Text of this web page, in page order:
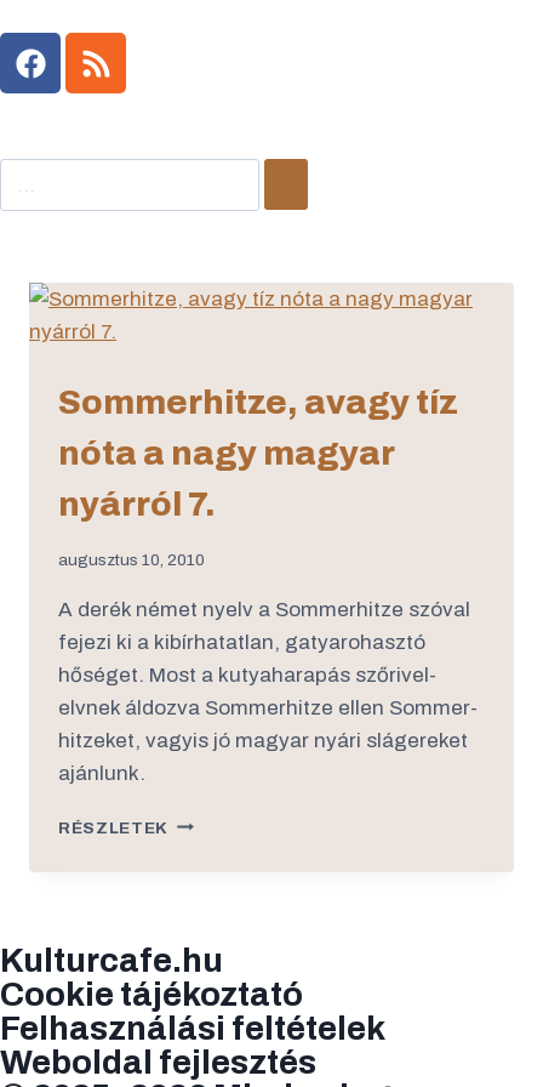
Sommerhitze, avagy tíz
nóta a nagy magyar
nyárról 7.
augusztus 10, 2010
A derék német nyelv a Sommerhitze szóval
fejezi ki a kibírhatatlan, gatyarohasztó
hőséget. Most a kutyaharapás szőrivel-
elvnek áldozva Sommerhitze ellen Sommer-
hitzeket, vagyis jó magyar nyári slágereket
ajánlunk.
RÉSZLETEK
Kulturcafe.hu
Cookie tájékoztató
Felhasználási feltételek
Weboldal fejlesztés